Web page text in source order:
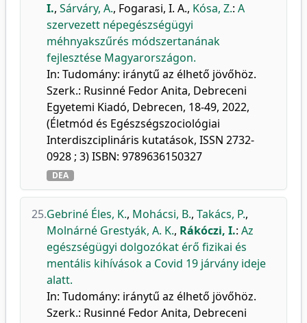
I., Sárváry, A., Fogarasi, I. A., Kósa, Z.: A
szervezett népegészségügyi
méhnyakszűrés módszertanának
fejlesztése Magyarországon.
In: Tudomány: iránytű az élhető jövőhöz.
Szerk.: Rusinné Fedor Anita, Debreceni
Egyetemi Kiadó, Debrecen, 18-49, 2022,
(Életmód és Egészségszociológiai
Interdiszciplináris kutatások, ISSN 2732-
0928 ; 3) ISBN: 9789636150327
DEA
25.Gebriné Éles, K., Mohácsi, B., Takács, P.,
Molnárné Grestyák, A. K., Rákóczi, I.: Az
egészségügyi dolgozókat érő fizikai és
mentális kihívások a Covid 19 járvány ideje
alatt.
In: Tudomány: iránytű az élhető jövőhöz.
Szerk.: Rusinné Fedor Anita, Debreceni